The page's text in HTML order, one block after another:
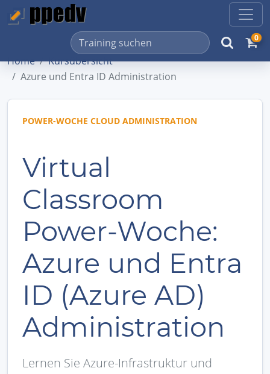
0
Home
Kursübersicht
Azure und Entra ID Administration
POWER-WOCHE CLOUD ADMINISTRATION
Virtual
Classroom
Power-Woche:
Azure und Entra
ID (Azure AD)
Administration
Lernen Sie Azure-Infrastruktur und